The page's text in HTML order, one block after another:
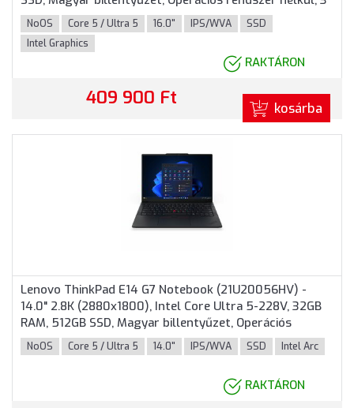
év garancia, Fekete színben
NoOS Core 5 / Ultra 5 16.0" IPS/WVA
SSD
Intel Graphics
RAKTÁRON
409 900 Ft kosárba
Lenovo ThinkPad E14 G7 Notebook (21U20056HV) -
14.0" 2.8K (2880x1800), Intel Core Ultra 5-228V, 32GB
RAM, 512GB SSD, Magyar billentyűzet, Operációs
rendszer nélkül, 3 év garancia, Fekete színben
NoOS Core 5 / Ultra 5 14.0" IPS/WVA SSD Intel Arc
RAKTÁRON